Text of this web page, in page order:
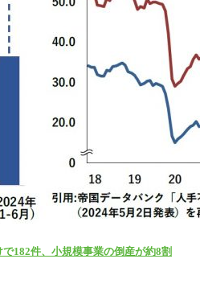
182件、小規模事業の倒産が約8割